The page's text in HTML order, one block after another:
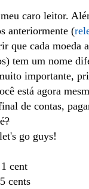
caro leitor.
anteriormente (
que cada moeda
tem um nome
importante,
está agora
de contas,
go guys!
cent
cents